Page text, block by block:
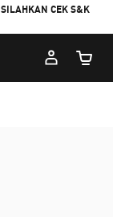
CEK S&K